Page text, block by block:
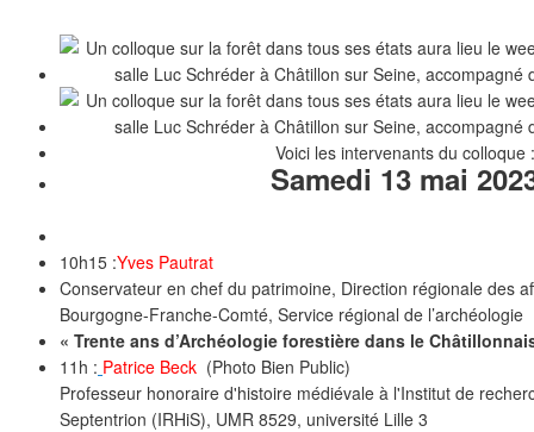
Voici les intervenants du colloque :
Samedi 13 mai
10h15 :Yves Pautrat
Conservateur en chef du patrimoine, Direction régionale des
Bourgogne-Franche-Comté, Service régional de l’archéologie
« Trente ans d’Archéologie forestière dans le
11h : Patrice Beck (Photo Bien Public)
Professeur honoraire d'histoire médiévale à l'Institut de
Septentrion (IRHiS), UMR 8529, université Lille 3